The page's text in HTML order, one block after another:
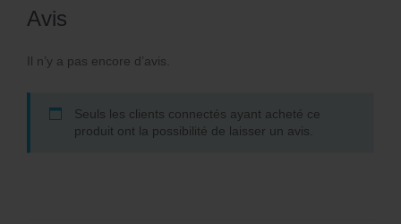
Avis
Il n’y a pas encore d’avis.
Seuls les clients connectés ayant acheté ce
produit ont la possibilité de laisser un avis.